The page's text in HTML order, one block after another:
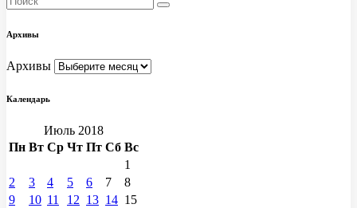
Архивы
Архивы
Календарь
Июль 2018
Пн Вт Ср Чт Пт Сб Вс
1
2
3 4 5 6 7
8
9
10 11 12 13 14 15